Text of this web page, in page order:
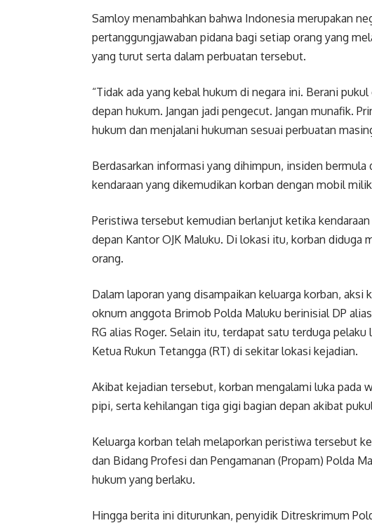
Samloy menambahkan bahwa Indonesia merupakan
pertanggungjawaban pidana bagi setiap orang yang
yang turut serta dalam perbuatan tersebut.
“Tidak ada yang kebal hukum di negara ini. Berani
depan hukum. Jangan jadi pengecut. Jangan munafik.
hukum dan menjalani hukuman sesuai perbuatan
Berdasarkan informasi yang dihimpun, insiden bermula
kendaraan yang dikemudikan korban dengan mobil
Peristiwa tersebut kemudian berlanjut ketika
depan Kantor OJK Maluku. Di lokasi itu, korban diduga
orang.
Dalam laporan yang disampaikan keluarga korban,
oknum anggota Brimob Polda Maluku berinisial DP
RG alias Roger. Selain itu, terdapat satu terduga
Ketua Rukun Tetangga (RT) di sekitar lokasi kejadian.
Akibat kejadian tersebut, korban mengalami luka pada
pipi, serta kehilangan tiga gigi bagian depan akibat
Keluarga korban telah melaporkan peristiwa tersebut
dan Bidang Profesi dan Pengamanan (Propam) Polda
hukum yang berlaku.
Hingga berita ini diturunkan, penyidik Ditreskrimum